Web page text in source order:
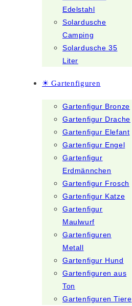
Edelstahl
Solardusche
Camping
Solardusche 35
Liter
☀ Gartenfiguren
Gartenfigur Bronze
Gartenfigur Drache
Gartenfigur Elefant
Gartenfigur Engel
Gartenfigur
Erdmännchen
Gartenfigur Frosch
Gartenfigur Katze
Gartenfigur
Maulwurf
Gartenfiguren
Metall
Gartenfigur Hund
Gartenfiguren aus
Ton
Gartenfiguren Tiere